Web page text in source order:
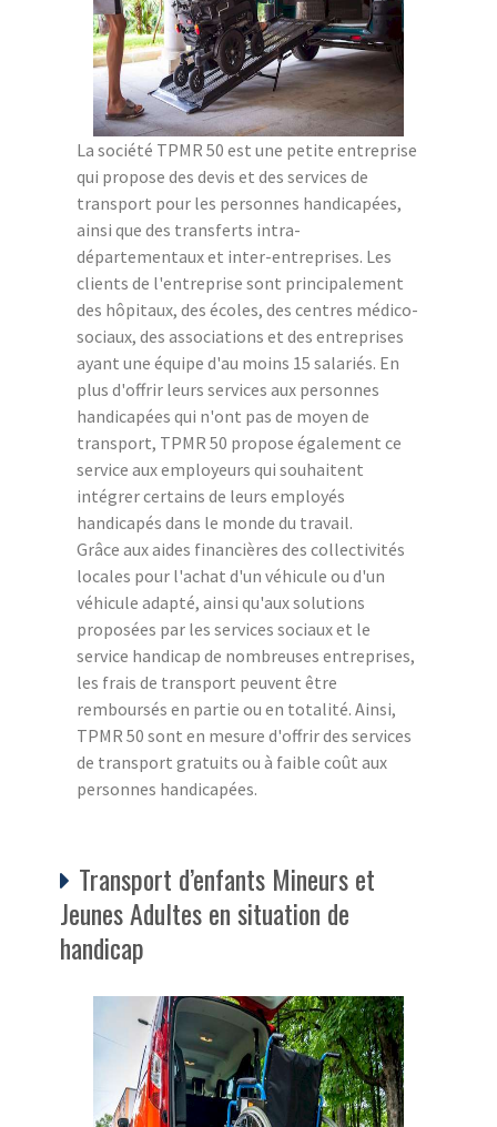
La société TPMR 50 est une petite entreprise
qui propose des devis et des services de
transport pour les personnes handicapées,
ainsi que des transferts intra-
départementaux et inter-entreprises. Les
clients de l'entreprise sont principalement
des hôpitaux, des écoles, des centres médico-
sociaux, des associations et des entreprises
ayant une équipe d'au moins 15 salariés. En
plus d'offrir leurs services aux personnes
handicapées qui n'ont pas de moyen de
transport, TPMR 50 propose également ce
service aux employeurs qui souhaitent
intégrer certains de leurs employés
handicapés dans le monde du travail.
Grâce aux aides financières des collectivités
locales pour l'achat d'un véhicule ou d'un
véhicule adapté, ainsi qu'aux solutions
proposées par les services sociaux et le
service handicap de nombreuses entreprises,
les frais de transport peuvent être
remboursés en partie ou en totalité. Ainsi,
TPMR 50 sont en mesure d'offrir des services
de transport gratuits ou à faible coût aux
personnes handicapées.
Transport d’enfants Mineurs et
Jeunes Adultes en situation de
handicap